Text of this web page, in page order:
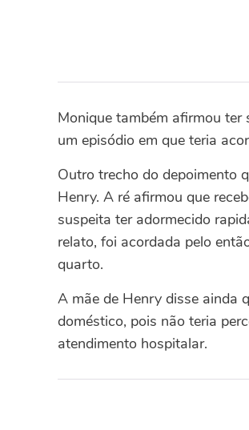
Monique também afirmou ter
um episódio em que teria
Outro trecho do depoimento
Henry. A ré afirmou que
suspeita ter adormecido
relato, foi acordada pelo
quarto.
A mãe de Henry disse ainda
doméstico, pois não teria
atendimento hospitalar.